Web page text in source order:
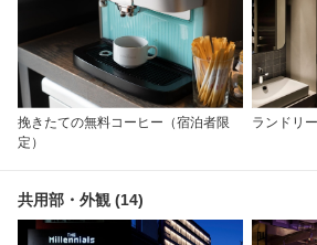
挽きたての無料コーヒー（宿泊者限
定）
ランドリ
共用部・外観 (14)